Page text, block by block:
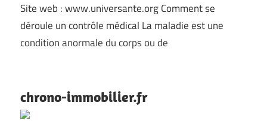
Site web : www.universante.org Comment se
déroule un contrôle médical La maladie est une
condition anormale du corps ou de
chrono-immobilier.fr